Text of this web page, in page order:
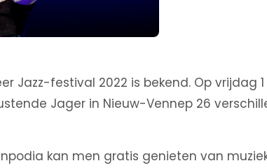
Jazz-festival 2022 is bekend. Op vrijdag
Jager in Nieuw-Vennep 26
kan men gratis genieten van